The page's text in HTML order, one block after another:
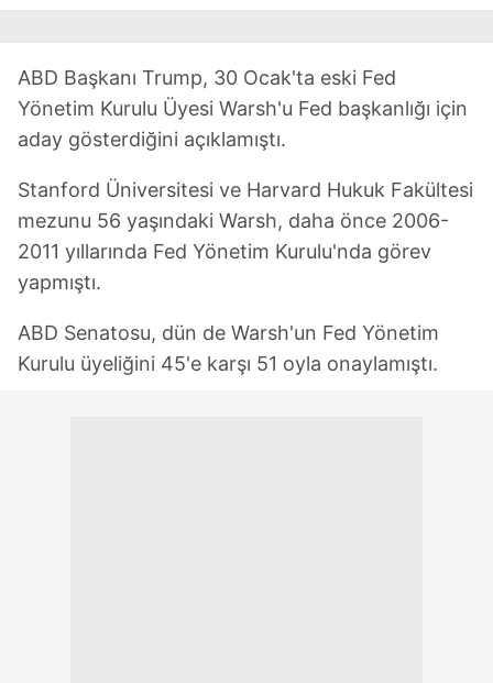
ABD Başkanı Trump, 30 Ocak'ta eski Fed
Yönetim Kurulu Üyesi Warsh'u Fed başkanlığı için
aday gösterdiğini açıklamıştı.
Stanford Üniversitesi ve Harvard Hukuk Fakültesi
mezunu 56 yaşındaki Warsh, daha önce 2006-
2011 yıllarında Fed Yönetim Kurulu'nda görev
yapmıştı.
ABD Senatosu, dün de Warsh'un Fed Yönetim
Kurulu üyeliğini 45'e karşı 51 oyla onaylamıştı.